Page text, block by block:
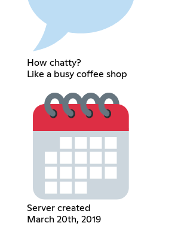
How chatty?
Like a busy coffee shop
Server created
March 20th, 2019